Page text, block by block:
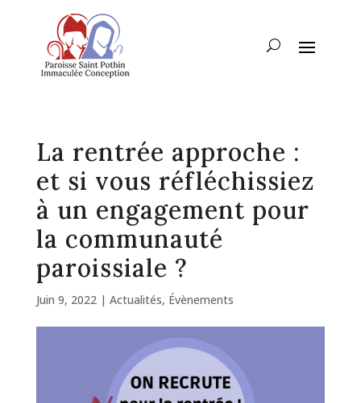
La rentrée approche :
et si vous réfléchissiez
à un engagement pour
la communauté
paroissiale ?
Juin 9, 2022| Actualités, Évènements